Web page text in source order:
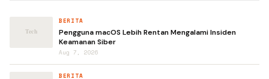
BERITA
Pengguna macOS Lebih Rentan Mengalami Insiden
Keamanan Siber
Aug 7, 2026
BERITA